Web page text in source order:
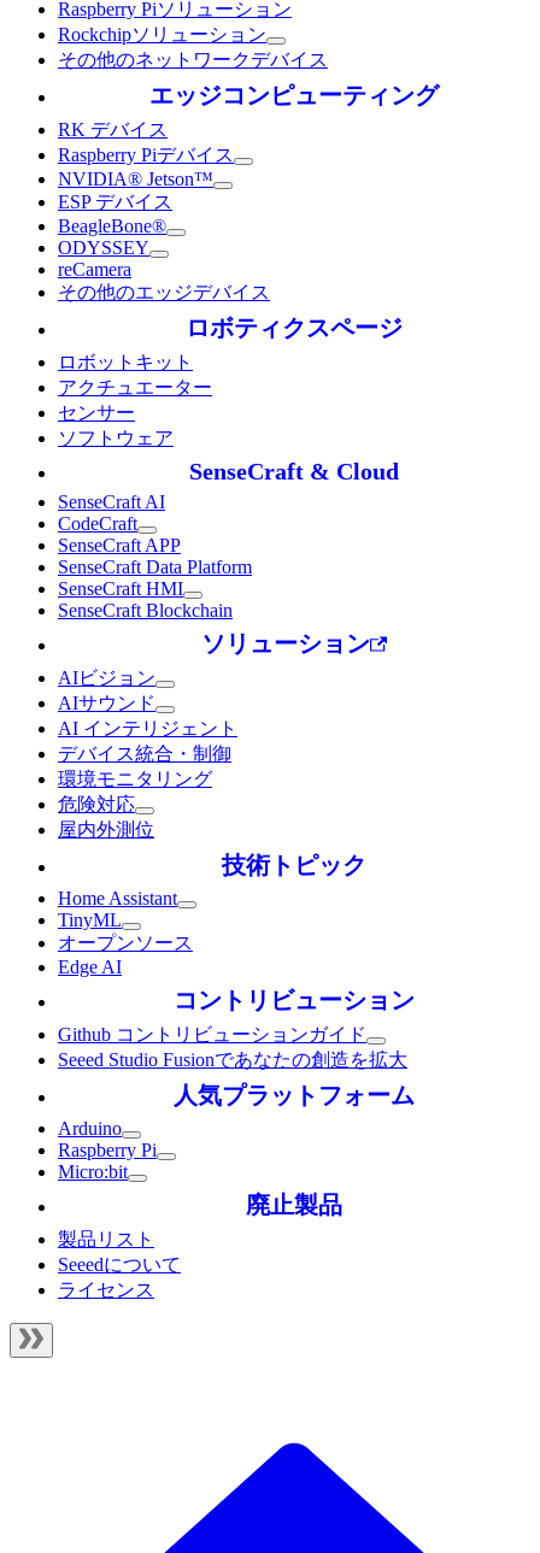
Raspberry Piソリューション
Rockchipソリューション
その他のネットワークデバイス
エッジコンピューティング
RK デバイス
Raspberry Piデバイス
NVIDIA® Jetson™
ESP デバイス
BeagleBone®
ODYSSEY
reCamera
その他のエッジデバイス
ロボティクスページ
ロボットキット
アクチュエーター
センサー
ソフトウェア
SenseCraft & Cloud
SenseCraft AI
CodeCraft
SenseCraft APP
SenseCraft Data Platform
SenseCraft HMI
SenseCraft Blockchain
ソリューション
AIビジョン
AIサウンド
AI インテリジェント
デバイス統合・制御
環境モニタリング
危険対応
屋内外測位
技術トピック
Home Assistant
TinyML
オープンソース
Edge AI
コントリビューション
Github コントリビューションガイド
Seeed Studio Fusionであなたの創造を拡大
人気プラットフォーム
Arduino
Raspberry Pi
Micro:bit
廃止製品
製品リスト
Seeedについて
ライセンス